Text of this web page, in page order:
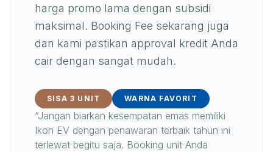
harga promo lama dengan subsidi
maksimal. Booking Fee sekarang juga
dan kami pastikan approval kredit Anda
cair dengan sangat mudah.
SISA 3 UNIT WARNA FAVORIT
“Jangan biarkan kesempatan emas memiliki
Ikon EV dengan penawaran terbaik tahun ini
terlewat begitu saja. Booking unit Anda